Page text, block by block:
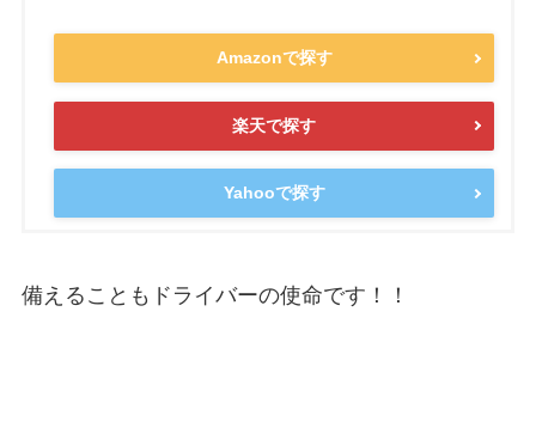
Amazonで探す
楽天で探す
Yahooで探す
備えることもドライバーの使命です！！